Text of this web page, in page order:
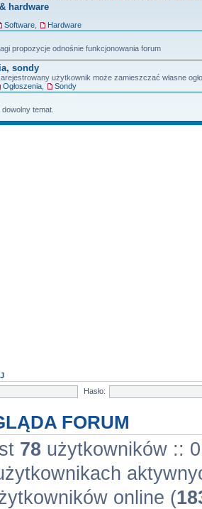
hardware
Software Hardware
propozycje odnośnie funkcjonowania forum
sondy
użytkownik może zamieszczać własne
Ogłoszenia Sondy
temat.
Hasło:
FORUM
78 użytkowników ::
online (